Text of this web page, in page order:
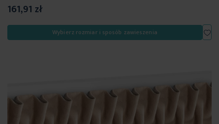
161,91 zł
Wybierz rozmiar i sposób zawieszenia